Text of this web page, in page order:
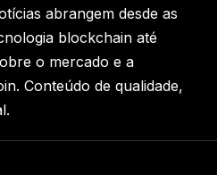
abrangem desde as
blockchain até
o mercado e a
Conteúdo de qualidade,